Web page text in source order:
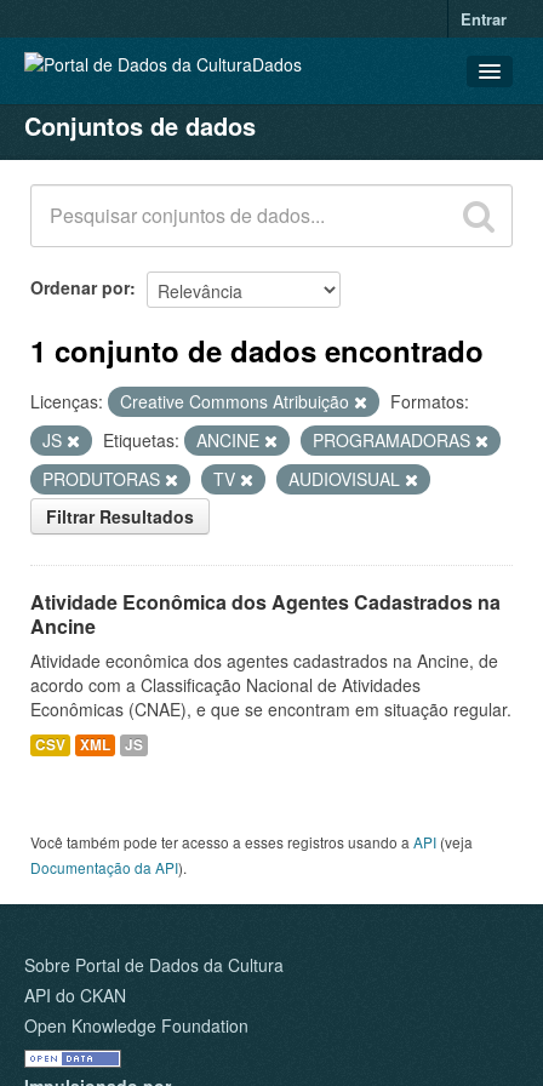
Entrar
CONJUNTOS DE DADOS
ORGANIZAÇÕES
GRUPOS
SOBRE
Conjuntos de dados
Ordenar por
1 conjunto de dados encontrado
Licenças: Creative Commons Atribuição
Formatos:
JS
Etiquetas: ANCINE
PROGRAMADORAS
PRODUTORAS
TV
AUDIOVISUAL
Filtrar Resultados
Atividade Econômica dos Agentes Cadastrados na
Ancine
Atividade econômica dos agentes cadastrados na Ancine, de
acordo com a Classificação Nacional de Atividades
Econômicas (CNAE), e que se encontram em situação regular.
CSV XML JS
Você também pode ter acesso a esses registros usando a API (veja
Documentação da API).
Sobre Portal de Dados da Cultura
API do CKAN
Open Knowledge Foundation